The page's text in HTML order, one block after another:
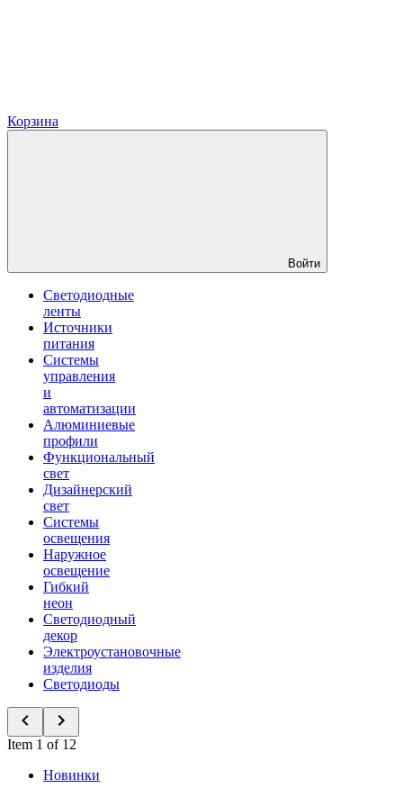
Корзина
Войти
Светодиодные
ленты
Источники
питания
Системы
управления
и
автоматизации
Алюминиевые
профили
Функциональный
свет
Дизайнерский
свет
Системы
освещения
Наружное
освещение
Гибкий
неон
Светодиодный
декор
Электроустановочные
изделия
Светодиоды
Item 1 of 12
Новинки